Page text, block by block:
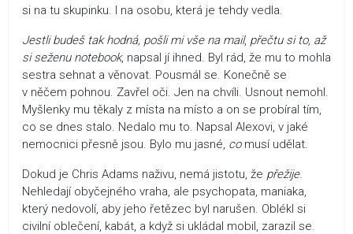
si na tu skupinku. I na osobu, která je tehdy vedla.
Jestli budeš tak hodná, pošli mi vše na mail, přečtu si to, až
si seženu notebook, napsal jí ihned. Byl rád, že mu to mohla
sestra sehnat a věnovat. Pousmál se. Konečně se
v něčem pohnou. Zavřel oči. Jen na chvíli. Usnout nemohl.
Myšlenky mu těkaly z místa na místo a on se probíral tím,
co se dnes stalo. Nedalo mu to. Napsal Alexovi, v jaké
nemocnici přesně jsou. Bylo mu jasné, co musí udělat.
Dokud je Chris Adams naživu, nemá jistotu, že přežije.
Nehledají obyčejného vraha, ale psychopata, maniaka,
který nedovolí, aby jeho řetězec byl narušen. Oblékl si
civilní oblečení, kabát, a když si ukládal mobil, zarazil se.